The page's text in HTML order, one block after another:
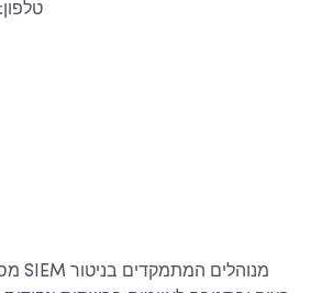
טלפון: +44 121